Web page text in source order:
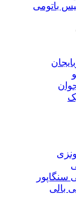
باتومی
سنگاپور
بالی